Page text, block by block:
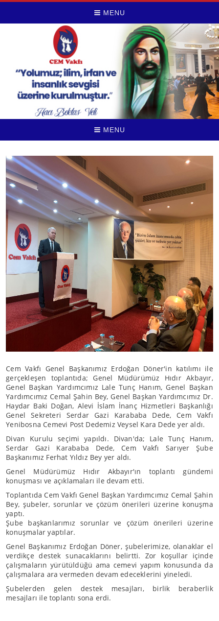
MENU
MENU
Cem Vakfı Genel Başkanımız Erdoğan Döner'in katılımı ile
gerçekleşen toplantıda; Genel Müdürümüz Hıdır Akbayır,
Genel Başkan Yardımcımız Lale Tunç Hanım, Genel Başkan
Yardımcımız Cemal Şahin Bey, Genel Başkan Yardımcımız Dr.
Haydar Baki Doğan, Alevi İslam İnanç Hizmetleri Başkanlığı
Genel Sekreteri Serdar Gazi Karababa Dede, Cem Vakfı
Yenibosna Cemevi Post Dedemiz Veysel Kara Dede yer aldı.
Divan Kurulu seçimi yapıldı. Divan'da; Lale Tunç Hanım,
Serdar Gazi Karababa Dede, Cem Vakfı Sarıyer Şube
Başkanımız Ferhat Yıldız Bey yer aldı.
Genel Müdürümüz Hıdır Akbayır'ın toplantı gündemi
konuşması ve açıklamaları ile devam etti.
Toplantıda Cem Vakfı Genel Başkan Yardımcımız Cemal Şahin
Bey, şubeler, sorunlar ve çözüm önerileri üzerine konuşma
yaptı.
Şube başkanlarımız sorunlar ve çözüm önerileri üzerine
konuşmalar yaptılar.
Genel Başkanımız Erdoğan Döner, şubelerimize, olanaklar el
verdikçe destek sunacaklarını belirtti. Zor koşullar içinde
çalışmaların yürütüldüğü ama cemevi yapım konusunda da
çalışmalara ara vermeden devam edeceklerini yineledi.
Şubelerden gelen destek mesajları, birlik beraberlik
mesajları ile toplantı sona erdi.